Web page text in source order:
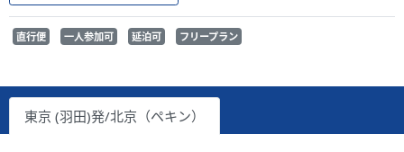
直行便 一人参加可 延泊可 フリープラン
東京 (羽田)発/北京（ペキン）